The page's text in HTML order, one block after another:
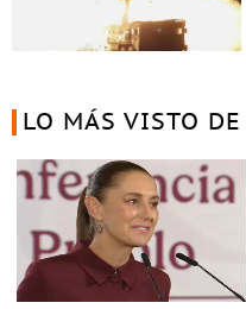
LO MÁS VISTO DE